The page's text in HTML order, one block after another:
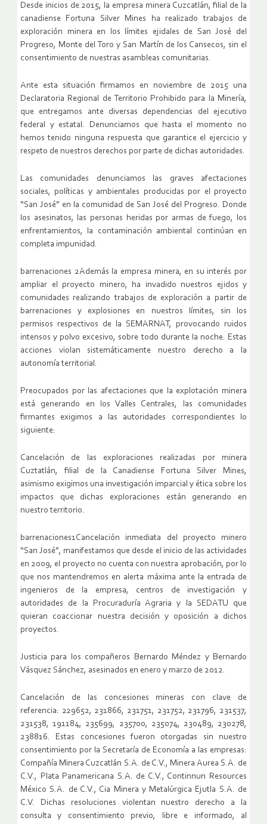
Desde inicios de 2015, la empresa minera Cuzcatlán, filial de la
canadiense Fortuna Silver Mines ha realizado trabajos de
exploración minera en los límites ejidales de San José del
Progreso, Monte del Toro y San Martín de los Cansecos, sin el
consentimiento de nuestras asambleas comunitarias.
Ante esta situación firmamos en noviembre de 2015 una
Declaratoria Regional de Territorio Prohibido para la Minería,
que entregamos ante diversas dependencias del ejecutivo
federal y estatal. Denunciamos que hasta el momento no
hemos tenido ninguna respuesta que garantice el ejercicio y
respeto de nuestros derechos por parte de dichas autoridades.
Las comunidades denunciamos las graves afectaciones
sociales, políticas y ambientales producidas por el proyecto
“San José” en la comunidad de San José del Progreso. Donde
los asesinatos, las personas heridas por armas de fuego, los
enfrentamientos, la contaminación ambiental continúan en
completa impunidad.
barrenaciones 2Además la empresa minera, en su interés por
ampliar el proyecto minero, ha invadido nuestros ejidos y
comunidades realizando trabajos de exploración a partir de
barrenaciones y explosiones en nuestros límites, sin los
permisos respectivos de la SEMARNAT, provocando ruidos
intensos y polvo excesivo, sobre todo durante la noche. Estas
acciones violan sistemáticamente nuestro derecho a la
autonomía territorial.
Preocupados por las afectaciones que la explotación minera
está generando en los Valles Centrales, las comunidades
firmantes exigimos a las autoridades correspondientes lo
siguiente:
Cancelación de las exploraciones realizadas por minera
Cuztatlán, filial de la Canadiense Fortuna Silver Mines,
asimismo exigimos una investigación imparcial y ética sobre los
impactos que dichas exploraciones están generando en
nuestro territorio.
barrenaciones1Cancelación inmediata del proyecto minero
“San José”, manifestamos que desde el inicio de las actividades
en 2009, el proyecto no cuenta con nuestra aprobación, por lo
que nos mantendremos en alerta máxima ante la entrada de
ingenieros de la empresa, centros de investigación y
autoridades de la Procuraduría Agraria y la SEDATU que
quieran coaccionar nuestra decisión y oposición a dichos
proyectos.
Justicia para los compañeros Bernardo Méndez y Bernardo
Vásquez Sánchez, asesinados en enero y marzo de 2012.
Cancelación de las concesiones mineras con clave de
referencia: 229652, 231866, 231751, 231752, 231796, 231537,
231538, 191184, 235699, 235700, 235074, 230489, 230278,
238816. Estas concesiones fueron otorgadas sin nuestro
consentimiento por la Secretaría de Economía a las empresas:
Compañía Minera Cuzcatlán S.A. de C.V., Minera Aurea S.A. de
C.V., Plata Panamericana S.A. de C.V., Continnun Resources
México S.A. de C.V., Cia Minera y Metalúrgica Ejutla S.A. de
C.V. Dichas resoluciones violentan nuestro derecho a la
consulta y consentimiento previo, libre e informado, al